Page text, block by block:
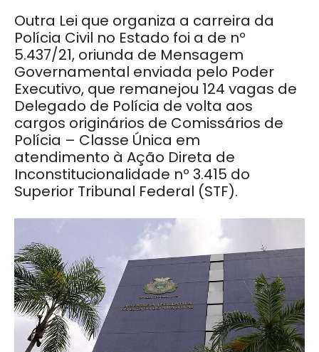
Outra Lei que organiza a carreira da
Polícia Civil no Estado foi a de nº
5.437/21, oriunda de Mensagem
Governamental enviada pelo Poder
Executivo, que remanejou 124 vagas de
Delegado de Polícia de volta aos
cargos originários de Comissários de
Polícia – Classe Única em
atendimento à Ação Direta de
Inconstitucionalidade nº 3.415 do
Superior Tribunal Federal (STF).